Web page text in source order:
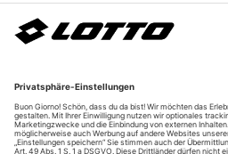
Über uns
Unsere Vorteile